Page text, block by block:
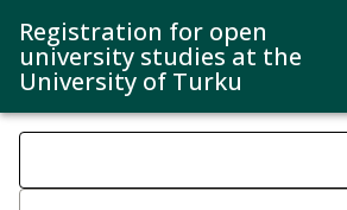
Registration for open
university studies at the
University of Turku
Search filters